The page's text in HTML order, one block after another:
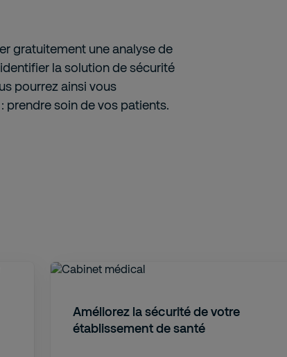
gratuitement une analyse de
la solution de sécurité
pourrez ainsi vous
prendre soin de vos patients.
Améliorez la sécurité de votre
établissement de santé